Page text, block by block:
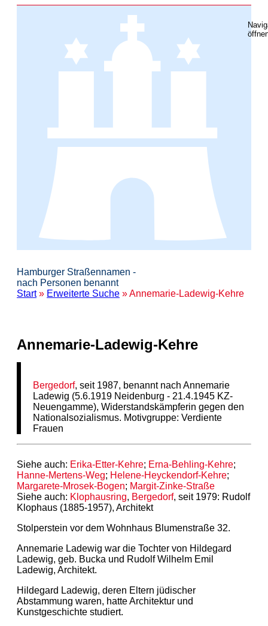
Hamburger Straßennamen -
nach Personen benannt
Start» Erweiterte Suche » Annemarie-Ladewig-Kehre
Annemarie-Ladewig-Kehre
Bergedorf, seit 1987, benannt nach Annemarie
Ladewig (5.6.1919 Neidenburg - 21.4.1945 KZ-
Neuengamme), Widerstandskämpferin gegen den
Nationalsozialismus. Motivgruppe: Verdiente
Frauen
Siehe auch: Erika-Etter-Kehre; Erna-Behling-Kehre;
Hanne-Mertens-Weg; Helene-Heyckendorf-Kehre;
Margarete-Mrosek-Bogen; Margit-Zinke-Straße
Siehe auch: Klophausring, Bergedorf, seit 1979: Rudolf
Klophaus (1885-1957), Architekt
Stolperstein vor dem Wohnhaus Blumenstraße 32.
Annemarie Ladewig war die Tochter von Hildegard
Ladewig, geb. Bucka und Rudolf Wilhelm Emil
Ladewig, Architekt.
Hildegard Ladewig, deren Eltern jüdischer
Abstammung waren, hatte Architektur und
Kunstgeschichte studiert.